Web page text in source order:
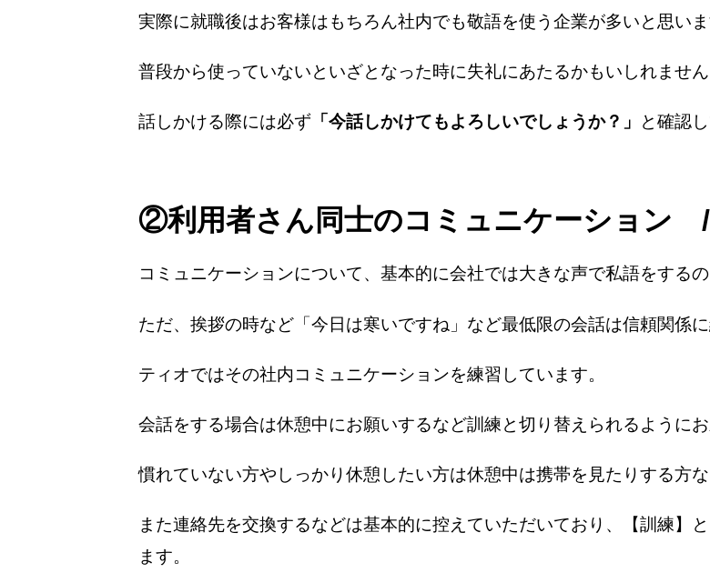
実際に就職後はお客様はもちろん社内でも敬語を使う企業が多いと思いま
普段から使っていないといざとなった時に失礼にあたるかもいしれません
話しかける際には必ず 「今話しかけてもよろしいでしょうか？」 と確認
②利用者さん同士のコミュニケーショ
コミュニケーションについて、基本的に会社では大きな声で私語をする
ただ、挨拶の時など「今日は寒いですね」など最低限の会話は信頼関係に
ティオではその社内コミュニケーションを練習しています。
会話をする場合は休憩中にお願いするなど訓練と切り替えられるようにお
慣れていない方やしっかり休憩したい方は休憩中は携帯を見たりする方
また連絡先を交換するなどは基本的に控えていただいており、
【訓練】
ます。